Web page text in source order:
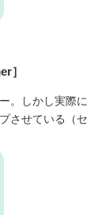
］
。しかし実際に
させている（セ